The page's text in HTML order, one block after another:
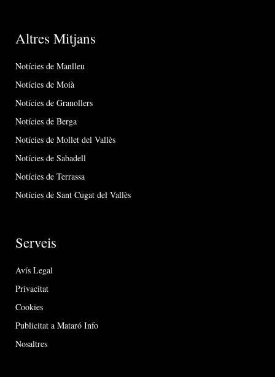
Altres Mitjans
Notícies de Manlleu
Notícies de Moià
Notícies de Granollers
Notícies de Berga
Notícies de Mollet del Vallès
Notícies de Sabadell
Notícies de Terrassa
Notícies de Sant Cugat del Vallès
Serveis
Avís Legal
Privacitat
Cookies
Publicitat a Mataró Info
Nosaltres